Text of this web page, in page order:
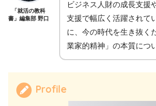
「就活の教科
書」編集部 野口
ビジネス人財の成長支援
支援で幅広く活躍されて
に、今の時代を生き抜く
業家的精神」の本質につ
Profile